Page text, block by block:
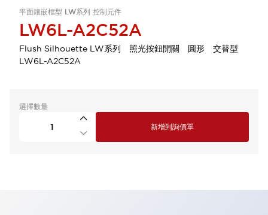
平面鑲嵌框型 LW系列 控制元件
LW6L-A2C52A
Flush Silhouette LW系列 照光按鈕開關 圓形 交替型
LW6L-A2C52A
選擇數量
新增到詢價單